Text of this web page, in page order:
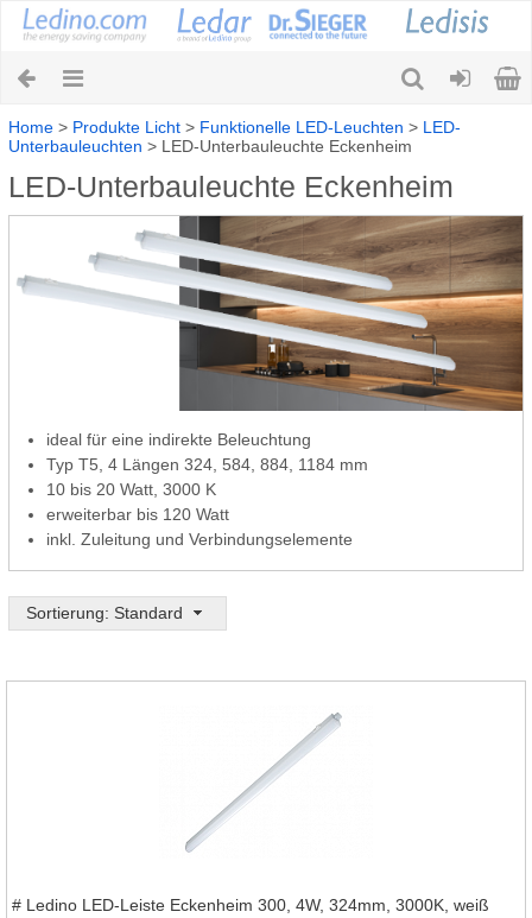
Home > Produkte Licht > Funktionelle LED-Leuchten > LED-
Unterbauleuchten > LED-Unterbauleuchte Eckenheim
LED-Unterbauleuchte Eckenheim
ideal für eine indirekte Beleuchtung
Typ T5, 4 Längen 324, 584, 884, 1184 mm
10 bis 20 Watt, 3000 K
erweiterbar bis 120 Watt
inkl. Zuleitung und Verbindungselemente
Sortierung: Standard
# Ledino LED-Leiste Eckenheim 300, 4W, 324mm, 3000K, weiß